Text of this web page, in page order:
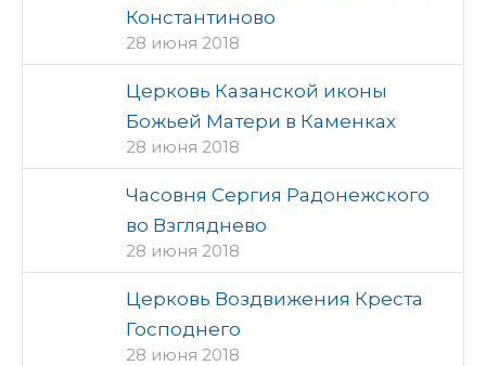
Константиново
28 июня 2018
Церковь Казанской иконы
Божьей Матери в Каменках
28 июня 2018
Часовня Сергия Радонежского
во Взгляднево
28 июня 2018
Церковь Воздвижения Креста
Господнего
28 июня 2018